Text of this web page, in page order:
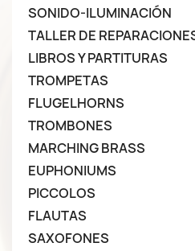
SONIDO-ILUMINACIÓN
TALLER DE
LIBROS Y PARTITURAS
TROMPETAS
FLUGELHORNS
TROMBONES
MARCHING BRASS
EUPHONIUMS
PICCOLOS
FLAUTAS
SAXOFONES